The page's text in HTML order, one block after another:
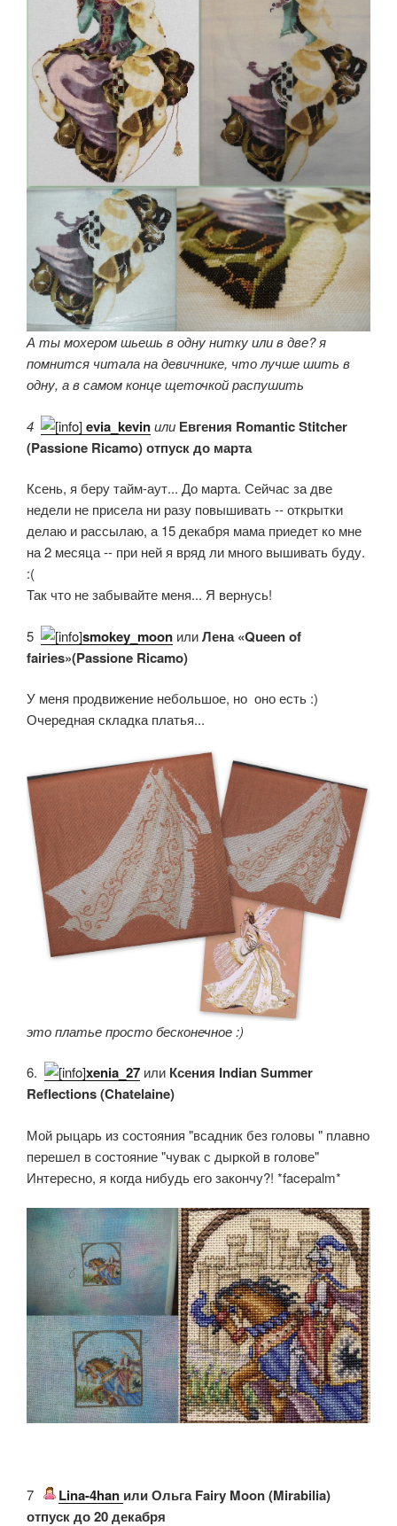
А ты мохером шьешь в одну нитку или в две? я
помнится читала на девичнике, что лучше шить в
одну, а в самом конце щеточкой распушить
4. evia_kevinили Евгения Romantic Stitcher
(Passione Ricamo) отпуск до марта
Ксень, я беру тайм-аут... До марта. Сейчас за две
недели не присела ни разу повышивать -- открытки
делаю и рассылаю, а 15 декабря мама приедет ко мне
на 2 месяца -- при ней я вряд ли много вышивать буду.
:(
Так что не забывайте меня... Я вернусь!
5. smokey_moon илиЛена «Queen of
fairies»(Passione Ricamo)
У меня продвижение небольшое, но оно есть :)
Очередная складка платья...
это платье просто бесконечное :)
6. xenia_27 или Ксения Indian Summer
Reflections (Chatelaine)
Мой рыцарь из состояния "всадник без головы " плавно
перешел в состояние "чувак с дыркой в голове"
Интересно, я когда нибудь его закончу?! *facepalm*
7. Lina-4han или Ольга Fairy Moon (Mirabilia)
отпуск до 20 декабря